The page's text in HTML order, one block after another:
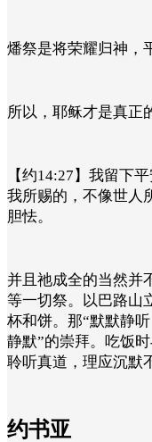
燔祭是将荣耀归神，
所以，耶稣才是真正
【约14:27】我留下
我所赐的，不像世人
胆怯。
并且祂成全的当然并
等一切祭。以巴路山
杯和饼。那“默默静
静默”的崇拜。吃饭
聆听真道，理应沉默
约书亚